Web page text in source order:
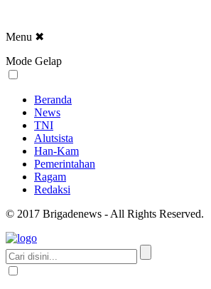
Menu ✖
Mode Gelap
Beranda
News
TNI
Alutsista
Han-Kam
Pemerintahan
Ragam
Redaksi
© 2017 Brigadenews - All Rights Reserved.